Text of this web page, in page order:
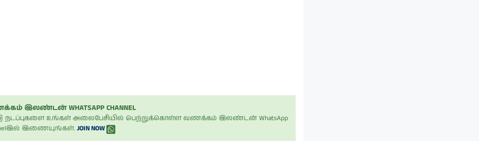
இலண்டன் WHATSAPP CHANNEL
நடப்புகளை உங்கள் அலைபேசியில் பெற்றுக்கொள்ள வணக்கம் இலண்டன் WhatsApp
இணையுங்கள். JOIN NOW